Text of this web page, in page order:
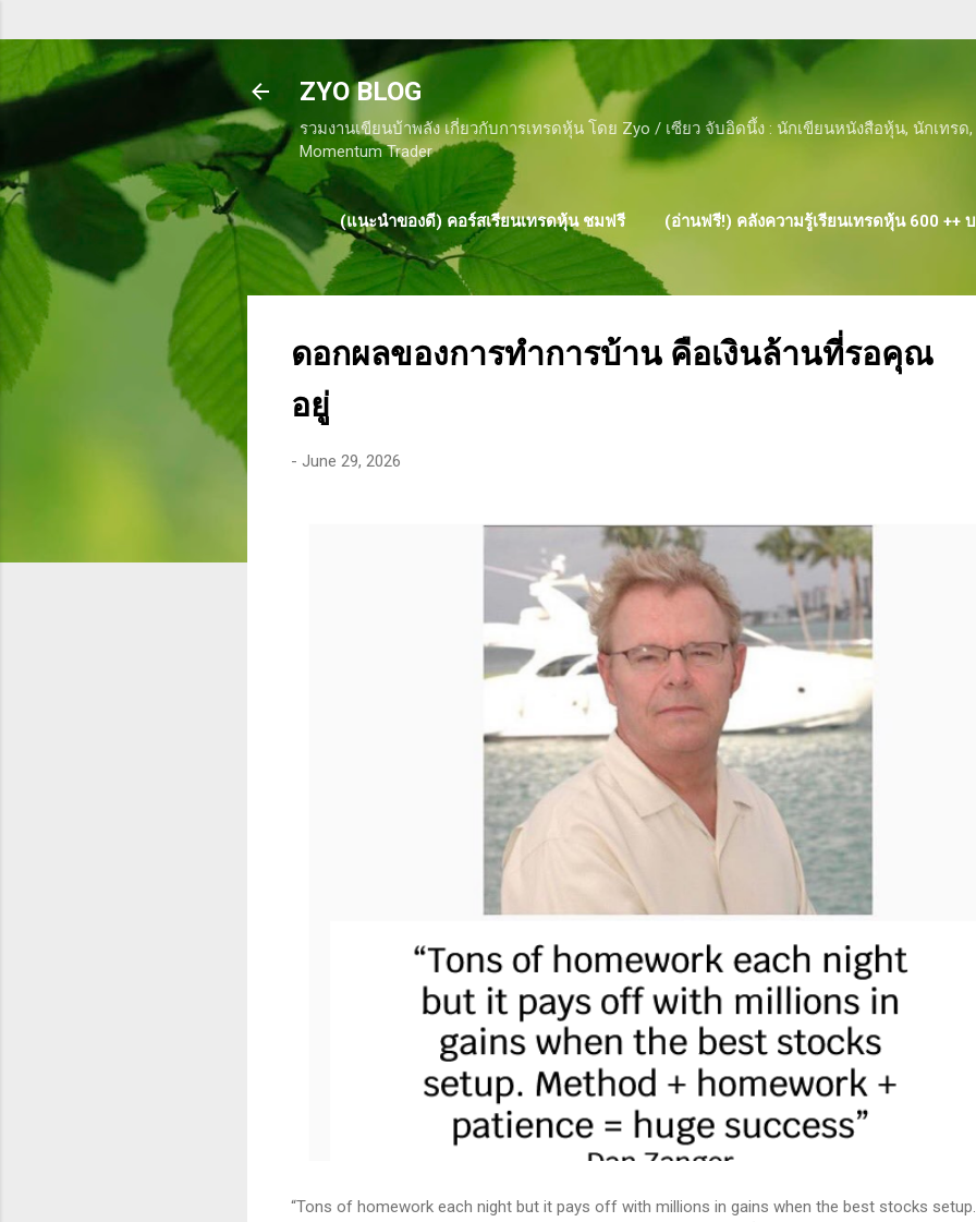
ZYO BLOG
รวมงานเขียนบ้าพลัง เกี่ยวกับการเทรดหุ้น โดย Zyo / เซียว จับอิดนึ้ง : นักเขียนหนังสือหุ้น, นักเทรด,
Momentum Trader
(แนะนำของดี) คอร์สเรียนเทรดหุ้น ชมฟรี (อ่านฟรี!) คลังความรู้เรียนเทรดหุ้น 600 ++
ดอกผลของการทำการบ้าน คือเงินล้านที่รอคุณ
อยู่
- June 29, 2026
“Tons of homework each night but it pays off with millions in gains when the best stocks setup.